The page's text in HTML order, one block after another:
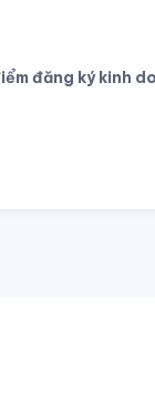
đăng ký kinh